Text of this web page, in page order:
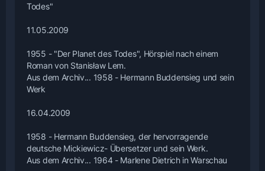
Todes"
11.05.2009
1955 - "Der Planet des Todes", Hörspiel nach einem
Roman von Stanisław Lem.
Aus dem Archiv... 1958 - Hermann Buddensieg und sein
Werk
16.04.2009
1958 - Hermann Buddensieg, der hervorragende
deutsche Mickiewicz- Übersetzer und sein Werk.
Aus dem Archiv... 1964 - Marlene Dietrich in Warschau